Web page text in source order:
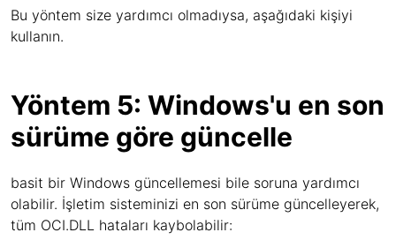
Bu yöntem size yardımcı olmadıysa, aşağıdaki kişiyi
kullanın.
Yöntem 5: Windows'u en son
sürüme göre güncelle
basit bir Windows güncellemesi bile soruna yardımcı
olabilir. İşletim sisteminizi en son sürüme güncelleyerek,
tüm OCI.DLL hataları kaybolabilir: